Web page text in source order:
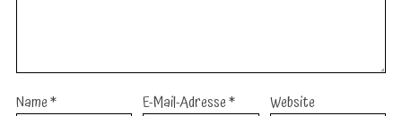
Name* E-Mail-Adresse* Website